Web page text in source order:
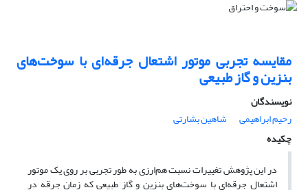
مقایسه تجربی موتور اشتعال جرقه‌ای با سوخت‌های
بنزین و گاز طبیعی
نویسندگان
رحیم ابراهیمی
شاهین بشارتی
چکیده
در این پژوهش تغییرات نسبت هم‌ارزی به طور تجربی بر روی یک موتور
اشتعال جرقه‌ای با سوخت‌های بنزین و گاز طبیعی که زمان جرقه در